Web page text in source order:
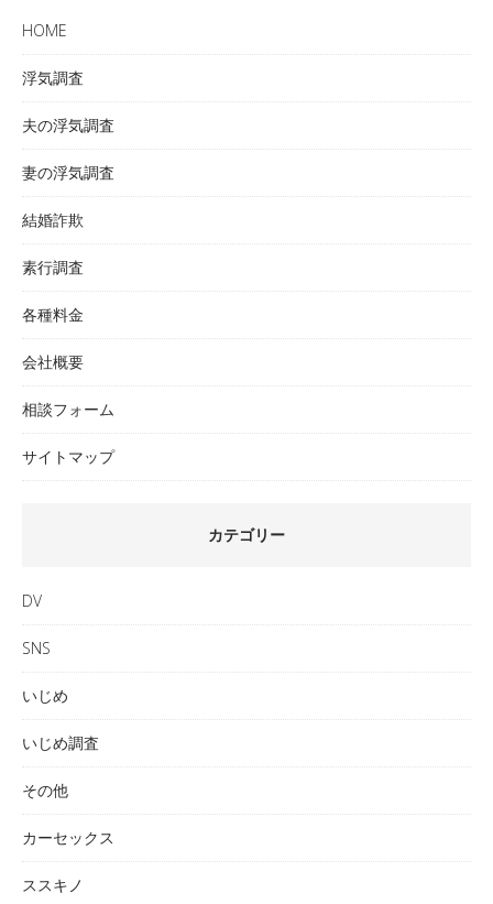
HOME
浮気調査
夫の浮気調査
妻の浮気調査
結婚詐欺
素行調査
各種料金
会社概要
相談フォーム
サイトマップ
カテゴリー
DV
SNS
いじめ
いじめ調査
その他
カーセックス
ススキノ